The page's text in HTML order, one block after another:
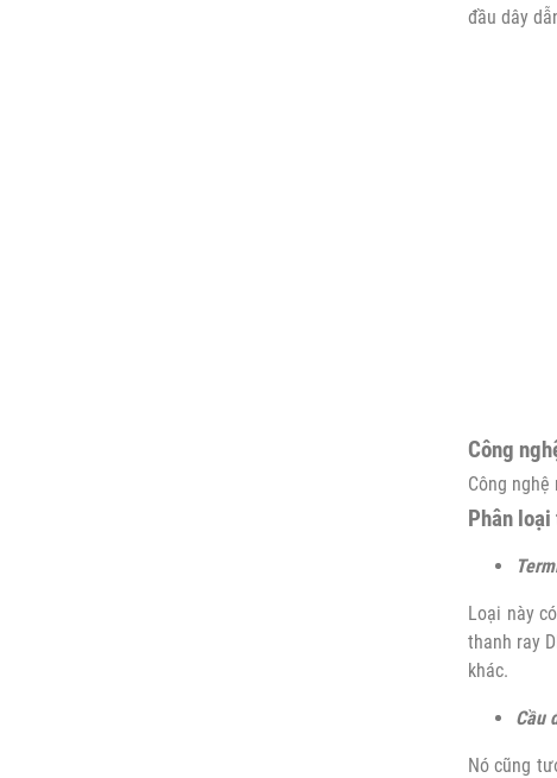
đầu dây
Công
Công
Phân
Loại này
thanh ray
khác.
Cầu
Nó cũng